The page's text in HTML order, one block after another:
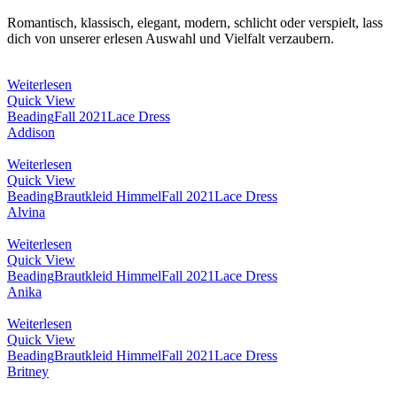
Romantisch, klassisch, elegant, modern, schlicht oder verspielt, lass
dich von unserer erlesen Auswahl und Vielfalt verzaubern.
Weiterlesen
Quick View
BeadingFall 2021Lace Dress
Addison
Weiterlesen
Quick View
BeadingBrautkleid HimmelFall 2021Lace Dress
Alvina
Weiterlesen
Quick View
BeadingBrautkleid HimmelFall 2021Lace Dress
Anika
Weiterlesen
Quick View
BeadingBrautkleid HimmelFall 2021Lace Dress
Britney